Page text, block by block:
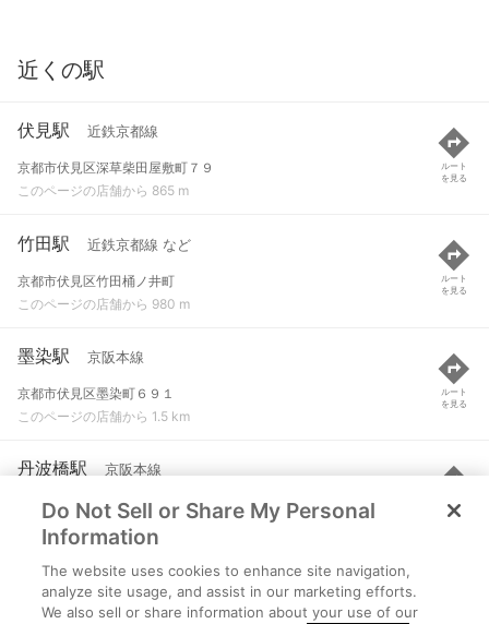
近くの駅
伏見駅 近鉄京都線
京都市伏見区深草柴田屋敷町７９
このページの店舗から 865 m
ルート
を見る
竹田駅 近鉄京都線 など
京都市伏見区竹田桶ノ井町
このページの店舗から 980 m
ルート
を見る
墨染駅 京阪本線
京都市伏見区墨染町６９１
このページの店舗から 1.5 km
ルート
を見る
丹波橋駅 京阪本線
京都市伏見区桃山筒井伊賀西町
このページの店舗から 1.6 km
ルート
を見る
くいな橋駅 京都市営地下鉄烏丸線
京都市伏見区竹田中島町
Do Not Sell or Share My Personal
Information
The website uses cookies to enhance site navigation,
analyze site usage, and assist in our marketing efforts.
We also sell or share information about your use of our